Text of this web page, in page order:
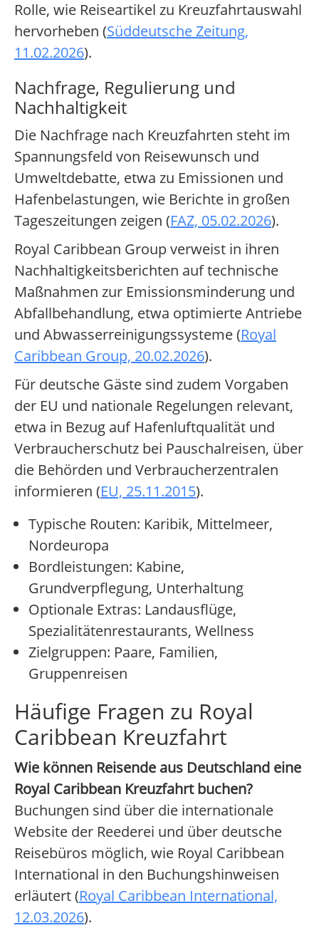
Rolle, wie Reiseartikel zu Kreuzfahrtauswahl
hervorheben (Süddeutsche Zeitung,
11.02.2026).
Nachfrage, Regulierung und
Nachhaltigkeit
Die Nachfrage nach Kreuzfahrten steht im
Spannungsfeld von Reisewunsch und
Umweltdebatte, etwa zu Emissionen und
Hafenbelastungen, wie Berichte in großen
Tageszeitungen zeigen (FAZ, 05.02.2026).
Royal Caribbean Group verweist in ihren
Nachhaltigkeitsberichten auf technische
Maßnahmen zur Emissionsminderung und
Abfallbehandlung, etwa optimierte Antriebe
und Abwasserreinigungssysteme (Royal
Caribbean Group, 20.02.2026).
Für deutsche Gäste sind zudem Vorgaben
der EU und nationale Regelungen relevant,
etwa in Bezug auf Hafenluftqualität und
Verbraucherschutz bei Pauschalreisen, über
die Behörden und Verbraucherzentralen
informieren (EU, 25.11.2015).
Typische Routen: Karibik, Mittelmeer,
Nordeuropa
Bordleistungen: Kabine,
Grundverpflegung, Unterhaltung
Optionale Extras: Landausflüge,
Spezialitätenrestaurants, Wellness
Zielgruppen: Paare, Familien,
Gruppenreisen
Häufige Fragen zu Royal
Caribbean Kreuzfahrt
Wie können Reisende aus Deutschland eine
Royal Caribbean Kreuzfahrt buchen?
Buchungen sind über die internationale
Website der Reederei und über deutsche
Reisebüros möglich, wie Royal Caribbean
International in den Buchungshinweisen
erläutert (Royal Caribbean International,
12.03.2026).